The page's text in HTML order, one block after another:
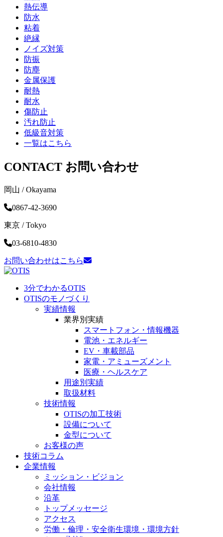
熱伝導
防水
粘着
絶縁
ノイズ対策
防振
防塵
金属保護
耐熱
耐水
傷防止
汚れ防止
低級音対策
一覧はこちら
CONTACT お問い合わせ
岡山 / Okayama
0867-42-3690
東京 / Tokyo
03-6810-4830
お問い合わせはこちら
3分でわかるOTIS
OTISのモノづくり
実績情報
業界別実績
スマートフォン・情報機器
電池・ エネルギー
EV・車載部品
家電・ アミューズメント
医療・ ヘルスケア
用途別実績
取扱材料
技術情報
OTISの加工技術
設備について
金型について
お客様の声
技術コラム
企業情報
ミッション・ビジョン
会社情報
沿革
トップメッセージ
アクセス
労働・倫理・安全衛生環境・環境方針